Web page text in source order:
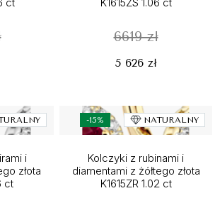
6619 zł
5 626 zł
i
złota
ct
-15% NATURALNY
Kolczyki z rubinami i
diamentami z żółtego złota
K1615ZR 1.02 ct